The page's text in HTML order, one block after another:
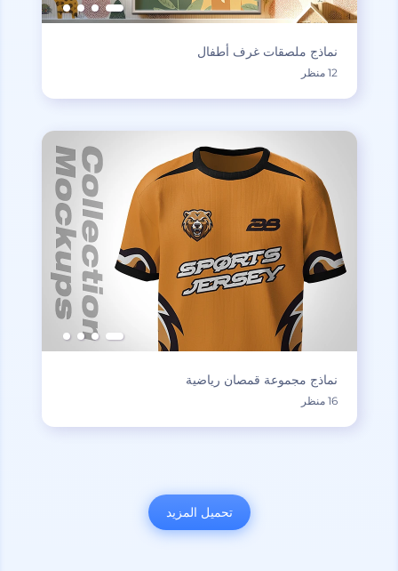
نماذج ملصقات غرف أطفال
12 منظر
نماذج مجموعة قمصان رياضية
16 منظر
تحميل المزيد